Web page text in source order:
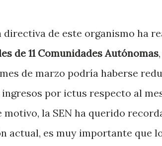
directiva de este organismo ha
de 11 Comunidades Autónomas
de marzo podría haberse
por ictus respecto al
motivo, la SEN ha querido
actual, es muy importante que